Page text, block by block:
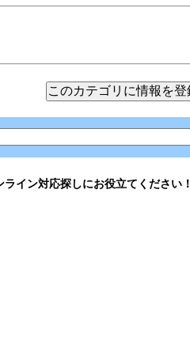
イン対応探しにお役立てください！